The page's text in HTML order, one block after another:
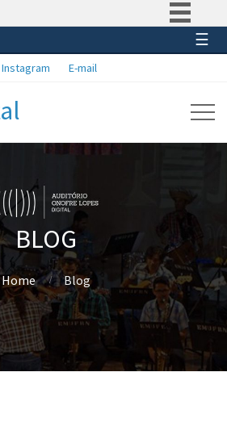
Simplifique!
Acesso à informação
☰
Instagram E-mail
BLOG
Home Blog